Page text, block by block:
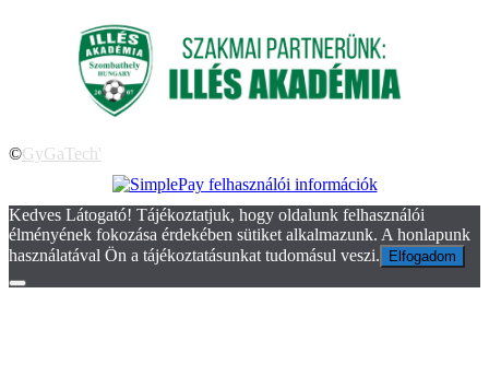
©GyGaTech'
Kedves Látogató! Tájékoztatjuk, hogy oldalunk felhasználói
élményének fokozása érdekében sütiket alkalmazunk. A honlapunk
használatával Ön a tájékoztatásunkat tudomásul veszi.
Elfogadom